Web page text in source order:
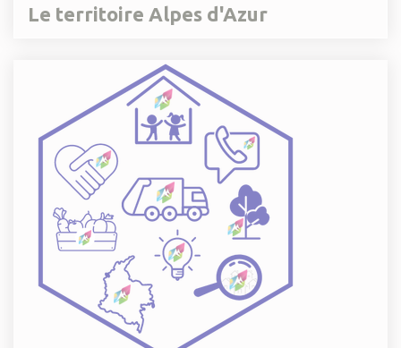
Le territoire Alpes d'Azur